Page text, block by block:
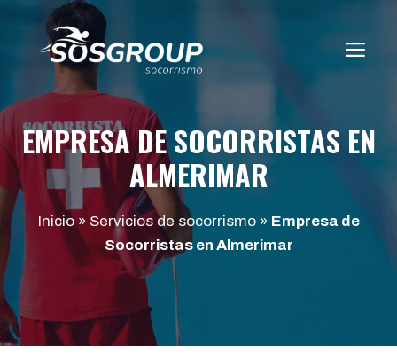
contenido
EMPRESA DE SOCORRISTAS EN
ALMERIMAR
Inicio» Servicios de socorrismo» Empresa de
Socorristas en Almerimar